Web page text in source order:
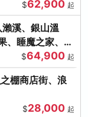
$62,900 起
溪、銀山溫
、睡魔之家、法
$64,900 起
棚商店街、浪
$28,000 起